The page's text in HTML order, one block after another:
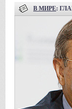
В МИРЕ: